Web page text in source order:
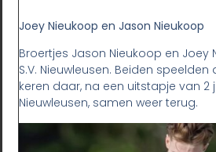
Joey Nieukoop en Jason Nieukoop
Broertjes Jason Nieukoop en Joey
S.V. Nieuwleusen. Beiden speelden
keren daar, na een uitstapje van 2
Nieuwleusen, samen weer terug.